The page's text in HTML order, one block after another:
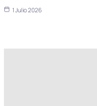
1 Julio 2026